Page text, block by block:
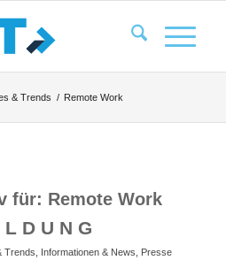
& Trends / Remote Work
für: Remote Work
D U N G
Trends Informationen & News Presse